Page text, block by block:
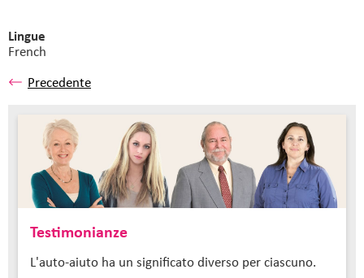
Lingue
French
Precedente
Testimonianze
L'auto-aiuto ha un significato diverso per ciascuno.